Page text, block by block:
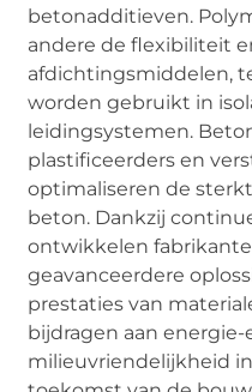
betonadditieven.
andere de flexibiliteit
afdichtingsmiddelen,
worden gebruikt in
leidingsystemen.
plastificeerders en
optimaliseren de
beton. Dankzij
ontwikkelen
geavanceerdere
prestaties van
bijdragen aan
milieuvriendelijkheid